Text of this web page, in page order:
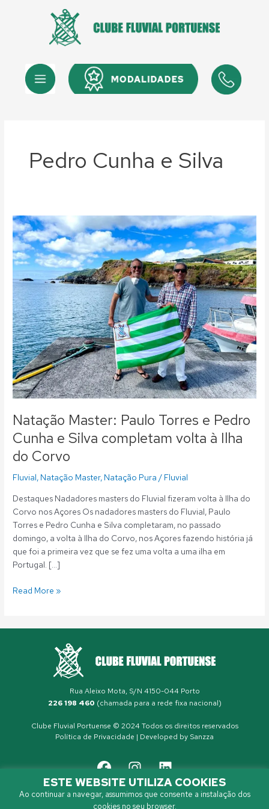
Menu Menu
Pedro Cunha e Silva
Natação Master: Paulo Torres e Pedro
Cunha e Silva completam volta à Ilha
do Corvo
Fluvial, Natação Master, Natação Pura / Fluvial
Destaques Nadadores masters do Fluvial fizeram volta à Ilha do
Corvo nos Açores Os nadadores masters do Fluvial, Paulo
Torres e Pedro Cunha e Silva completaram, no passado
domingo, a volta à Ilha do Corvo, nos Açores fazendo história já
que foi a primeira vez que se fez uma volta a uma ilha em
Portugal. […]
Natação
Master:
Paulo
Torres
Pedro
Cunha
e
Silva
completam
volta
à
Ilha
do
Read More »
Rua Aleixo Mota, S/N 4150-044 Porto
226 198 460 (chamada para a rede fixa nacional)
Clube Fluvial Portuense © 2024 Todos os direitos reservados
Política de Privacidade | Developed by Sanzza
ESTE WEBSITE UTILIZA COOKIES
Ao continuar a navegar, assumimos que consente a instalação dos
cookies no seu browser.